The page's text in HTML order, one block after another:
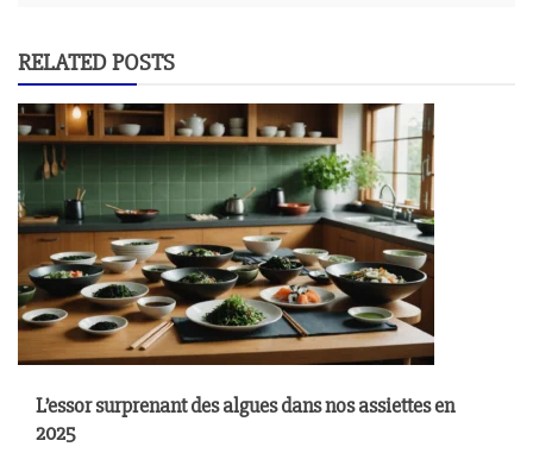
RELATED POSTS
L’essor surprenant des algues dans nos assiettes en
2025